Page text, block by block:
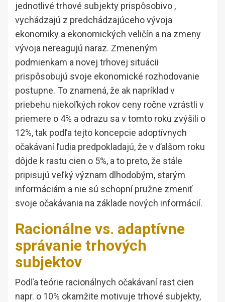
jednotlivé trhové subjekty prispôsobivo ,
vychádzajú z predchádzajúceho vývoja
ekonomiky a ekonomických veličín a na zmeny
vývoja nereagujú naraz. Zmeneným
podmienkam a novej trhovej situácii
prispôsobujú svoje ekonomické rozhodovanie
postupne. To znamená, že ak napríklad v
priebehu niekoľkých rokov ceny ročne vzrástli v
priemere o 4% a odrazu sa v tomto roku zvýšili o
12%, tak podľa tejto koncepcie adoptívnych
očakávaní ľudia predpokladajú, že v ďalšom roku
dôjde k rastu cien o 5%, a to preto, že stále
pripisujú veľký význam dlhodobým, starým
informáciám a nie sú schopní pružne zmeniť
svoje očakávania na základe nových informácií.
Racionálne vs. adaptívne
správanie trhových
subjektov
Podľa teórie racionálnych očakávaní rast cien
napr. o 10% okamžite motivuje trhové subjekty,